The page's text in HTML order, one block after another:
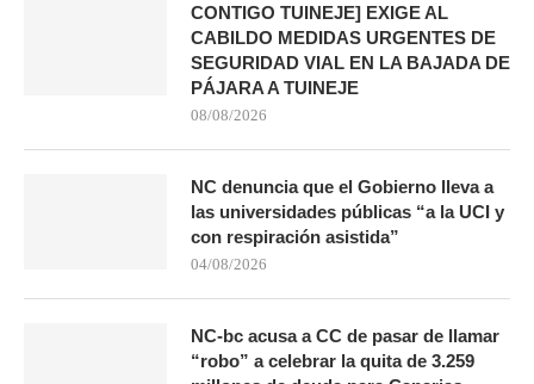
CONTIGO TUINEJE] EXIGE AL
CABILDO MEDIDAS URGENTES DE
SEGURIDAD VIAL EN LA BAJADA DE
PÁJARA A TUINEJE
08/08/2026
NC denuncia que el Gobierno lleva a
las universidades públicas “a la UCI y
con respiración asistida”
04/08/2026
NC-bc acusa a CC de pasar de llamar
“robo” a celebrar la quita de 3.259